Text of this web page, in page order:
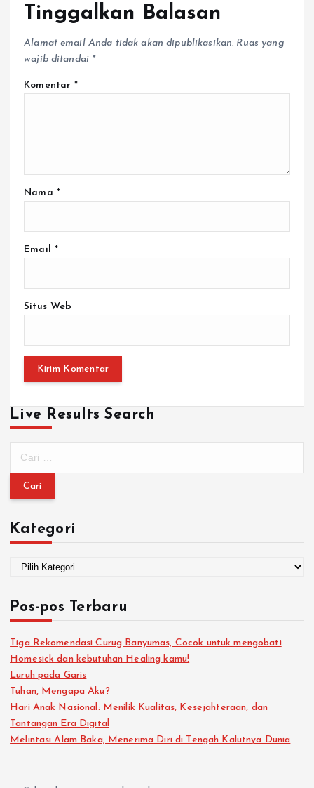
Tinggalkan Balasan
Alamat email Anda tidak akan dipublikasikan. Ruas yang
wajib ditandai *
Komentar*
Nama *
Email *
Situs Web
Live Results Search
Kategori
Pos-pos Terbaru
Tiga Rekomendasi Curug Banyumas, Cocok untuk mengobati
Homesick dan kebutuhan Healing kamu!
Luruh pada Garis
Tuhan, Mengapa Aku?
Hari Anak Nasional: Menilik Kualitas, Kesejahteraan, dan
Tantangan Era Digital
Melintasi Alam Baka, Menerima Diri di Tengah Kalutnya Dunia